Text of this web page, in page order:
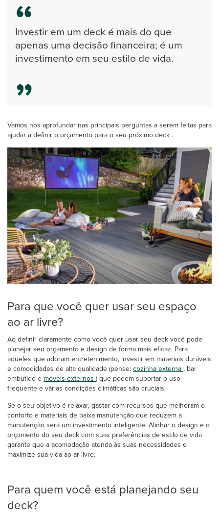
Investir em um deck é mais do que
apenas uma decisão financeira; é um
investimento em seu estilo de vida.
Vamos nos aprofundar nas principais perguntas a serem feitas para
ajudar a definir o orçamento para o seu próximo deck .
Para que você quer usar seu espaço
ao ar livre?
Ao definir claramente como você quer usar seu deck você pode
planejar seu orçamento e design de forma mais eficaz. Para
aqueles que adoram entretenimento, investir em materiais duráveis
e comodidades de alta qualidade (pense:cozinha externa, bar
embutido emóveis externos) que podem suportar o uso
frequente e várias condições climáticas são cruciais.
Se o seu objetivo é relaxar, gastar com recursos que melhoram o
conforto e materiais de baixa manutenção que reduzem a
manutenção será um investimento inteligente. Alinhar o design e o
orçamento do seu deck com suas preferências de estilo de vida
garante que a acomodação atenda às suas necessidades e
maximize sua vida ao ar livre.
Para quem você está planejando seu
deck?